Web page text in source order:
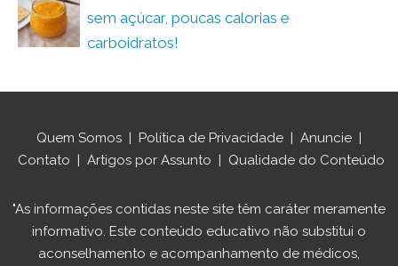
sem açúcar, poucas calorias e
carboidratos!
Quem Somos | Política de Privacidade | Anuncie |
Contato | Artigos por Assunto | Qualidade do Conteúdo
"As informações contidas neste site têm caráter meramente
informativo. Este conteúdo educativo não substitui o
aconselhamento e acompanhamento de médicos,